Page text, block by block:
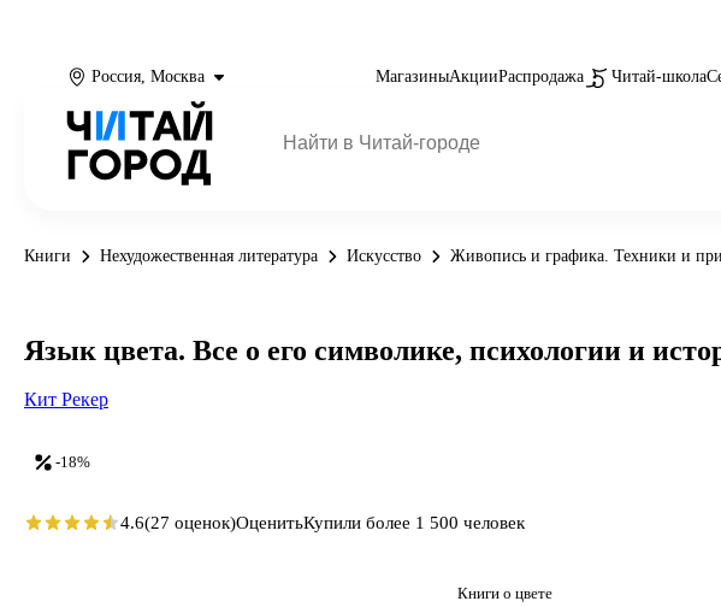
Россия, Москва МагазиныАкцииРаспродажа Читай-школа
Книги Нехудожественная литература Искусство Живопись и графика. Техники и
Книги о цвете
-18%
Язык цвета. Все о его символике, психологии и
Кит Рекер
4.6(27 оценок)ОценитьКупили более 1 500 человек